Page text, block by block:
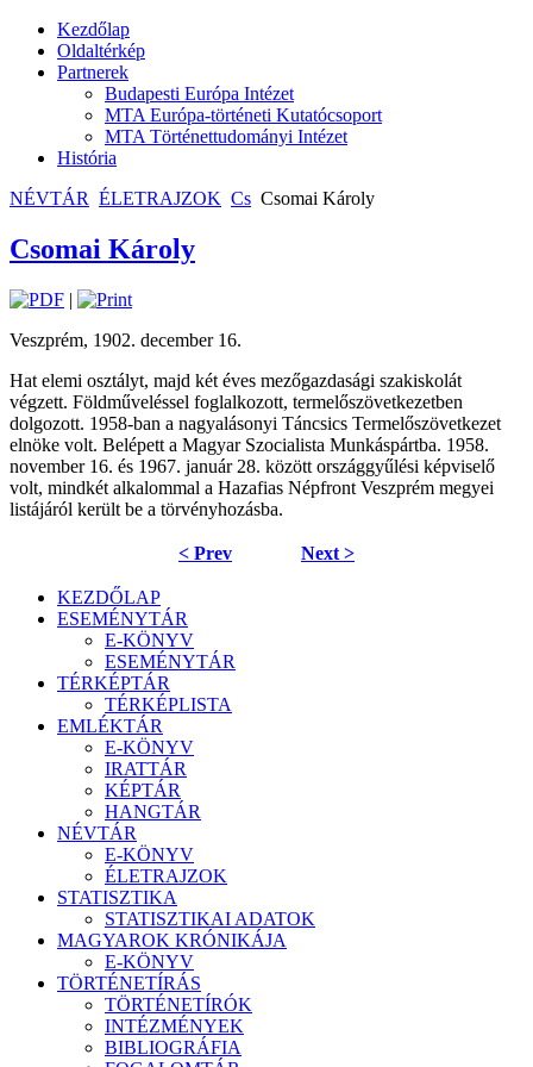
Kezdőlap
Oldaltérkép
Partnerek
Budapesti Európa Intézet
MTA Európa-történeti Kutatócsoport
MTA Történettudományi Intézet
História
NÉVTÁR ÉLETRAJZOK Cs Csomai Károly
Csomai Károly
|
Veszprém, 1902. december 16.
Hat elemi osztályt, majd két éves mezőgazdasági szakiskolát
végzett. Földműveléssel foglalkozott, termelőszövetkezetben
dolgozott. 1958-ban a nagyalásonyi Táncsics Termelőszövetkezet
elnöke volt. Belépett a Magyar Szocialista Munkáspártba. 1958.
november 16. és 1967. január 28. között országgyűlési képviselő
volt, mindkét alkalommal a Hazafias Népfront Veszprém megyei
listájáról került be a törvényhozásba.
< Prev Next >
KEZDŐLAP
ESEMÉNYTÁR
E-KÖNYV
ESEMÉNYTÁR
TÉRKÉPTÁR
TÉRKÉPLISTA
EMLÉKTÁR
E-KÖNYV
IRATTÁR
KÉPTÁR
HANGTÁR
NÉVTÁR
E-KÖNYV
ÉLETRAJZOK
STATISZTIKA
STATISZTIKAI ADATOK
MAGYAROK KRÓNIKÁJA
E-KÖNYV
TÖRTÉNETÍRÁS
TÖRTÉNETÍRÓK
INTÉZMÉNYEK
BIBLIOGRÁFIA